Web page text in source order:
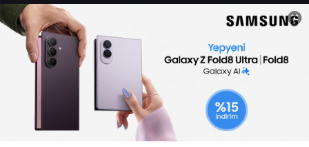
Sertifika Programları
Yetenek Testleri